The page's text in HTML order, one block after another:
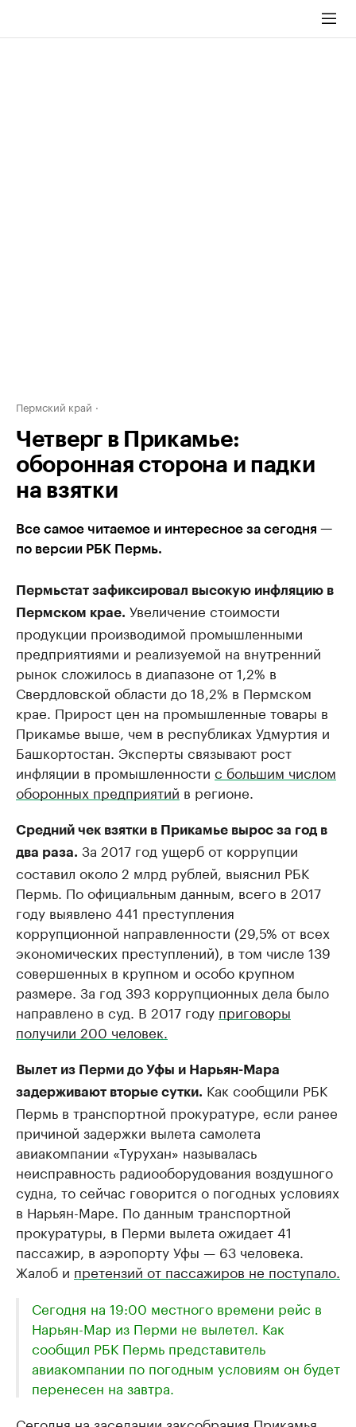
Пермский край
Четверг в Прикамье:
оборонная сторона и падки
на взятки
Все самое читаемое и интересное за сегодня —
по версии РБК Пермь.
Пермьстат зафиксировал высокую инфляцию в
Пермском крае. Увеличение стоимости
продукции производимой промышленными
предприятиями и реализуемой на внутренний
рынок сложилось в диапазоне от 1,2% в
Свердловской области до 18,2% в Пермском
крае. Прирост цен на промышленные товары в
Прикамье выше, чем в республиках Удмуртия и
Башкортостан. Эксперты связывают рост
инфляции в промышленности с большим числом
оборонных предприятий в регионе.
Средний чек взятки в Прикамье вырос за год в
два раза. За 2017 год ущерб от коррупции
составил около 2 млрд рублей, выяснил РБК
Пермь. По официальным данным, всего в 2017
году выявлено 441 преступления
коррупционной направленности (29,5% от всех
экономических преступлений), в том числе 139
совершенных в крупном и особо крупном
размере. За год 393 коррупционных дела было
направлено в суд. В 2017 году приговоры
получили 200 человек.
Вылет из Перми до Уфы и Нарьян-Мара
задерживают вторые сутки. Как сообщили РБК
Пермь в транспортной прокуратуре, если ранее
причиной задержки вылета самолета
авиакомпании ​«Турухан» называлась
неисправность радиооборудования воздушного
судна, то сейчас говорится о погодных условиях
в Нарьян-Маре. По данным транспортной
прокуратуры, в Перми вылета ожидает 41
пассажир, в аэропорту Уфы — 63 человека.
Жалоб и претензий от пассажиров не поступало.
Сегодня на 19:00 местного времени рейс в
Нарьян-Мар из Перми не вылетел. Как
сообщил РБК Пермь представитель
авиакомпании по погодным условиям он будет
перенесен на завтра.